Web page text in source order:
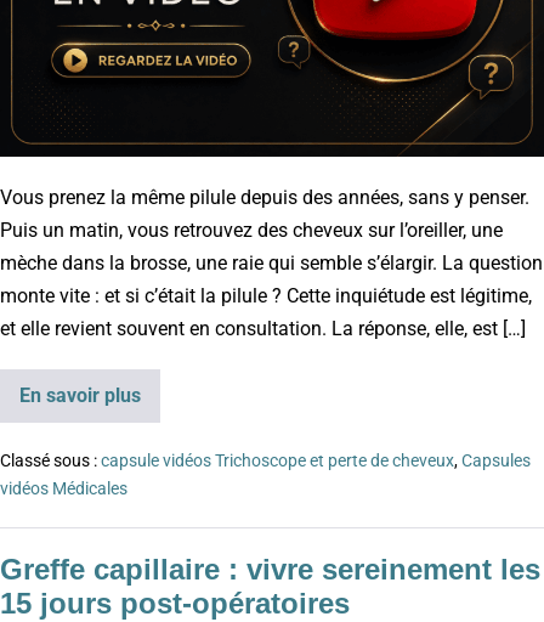
Vous prenez la même pilule depuis des années, sans y penser.
Puis un matin, vous retrouvez des cheveux sur l’oreiller, une
mèche dans la brosse, une raie qui semble s’élargir. La question
monte vite : et si c’était la pilule ? Cette inquiétude est légitime,
et elle revient souvent en consultation. La réponse, elle, est […]
En savoir plus
Classé sous :capsule vidéos Trichoscope et perte de cheveux,Capsules
vidéos Médicales
Greffe capillaire : vivre sereinement les
15 jours post-opératoires